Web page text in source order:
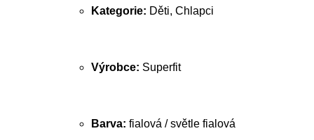
Kategorie: Děti, Chlapci
Výrobce: Superfit
Barva: fialová / světle fialová